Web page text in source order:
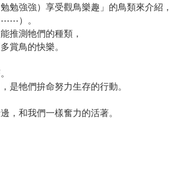
勉強強）享受觀鳥樂趣」的鳥類來介紹，
⋯⋯）。
推測牠們的種類，
賞鳥的快樂。
是牠們拚命努力生存的行動。
，和我們一樣奮力的活著。